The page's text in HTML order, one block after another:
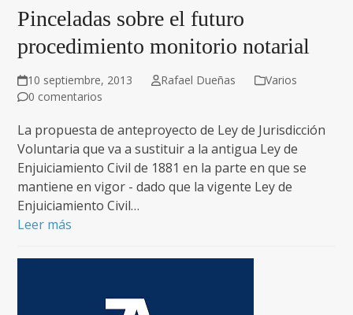
Pinceladas sobre el futuro
procedimiento monitorio notarial
10 septiembre, 2013 Rafael Dueñas
Varios
0 comentarios
La propuesta de anteproyecto de Ley de Jurisdicción
Voluntaria que va a sustituir a la antigua Ley de
Enjuiciamiento Civil de 1881 en la parte en que se
mantiene en vigor - dado que la vigente Ley de
Enjuiciamiento Civil…
Leer más